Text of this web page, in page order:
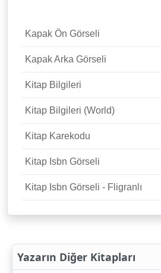
Kapak Ön Görseli
Kapak Arka Görseli
Kitap Bilgileri
Kitap Bilgileri (World)
Kitap Karekodu
Kitap Isbn Görseli
Kitap Isbn Görseli - Fligranlı
Yazarın Diğer Kitapları